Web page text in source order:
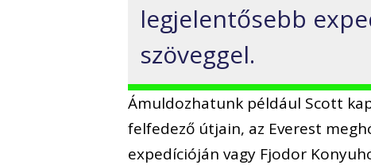
legjelentősebb
szöveggel.
Ámuldozhatunk például Scott
felfedező útjain, az Everest
expedícióján vagy Fjodor